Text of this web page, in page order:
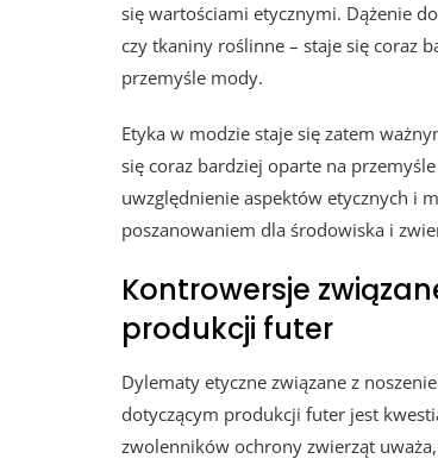
się wartościami etycznymi. Dążenie
czy tkaniny roślinne – staje się coraz
przemyśle mody.
Etyka w modzie staje się zatem
się coraz bardziej oparte na
uwzględnienie aspektów etycznych i
poszanowaniem dla środowiska i
Kontrowersje
produkcji futer
Dylematy etyczne związane z
dotyczącym produkcji futer jest
zwolenników ochrony zwierząt